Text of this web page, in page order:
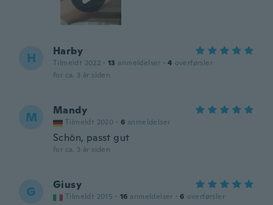
H Harby
Tilmeldt 2022 · 13 anmeldelser · 4 overførsler
for ca. 3 år siden
M Mandy
Tilmeldt 2020 · 6 anmeldelser
Schön, passt gut
for ca. 3 år siden
G Giusy
Tilmeldt 2015 · 16 anmeldelser · 6 overførsler